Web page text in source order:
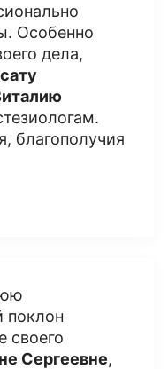
Особенно
дела,
благополучия
поклон
своего
Сергеевне,